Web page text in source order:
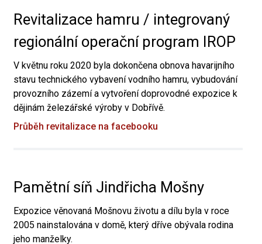
Revitalizace hamru / integrovaný
regionální operační program IROP
V květnu roku 2020 byla dokončena obnova havarijního
stavu technického vybavení vodního hamru, vybudování
provozního zázemí a vytvoření doprovodné expozice k
dějinám železářské výroby v Dobřívě.
Průběh revitalizace na facebooku
Pamětní síň Jindřicha Mošny
Expozice věnovaná Mošnovu životu a dílu byla v roce
2005 nainstalována v domě, který dříve obývala rodina
jeho manželky.